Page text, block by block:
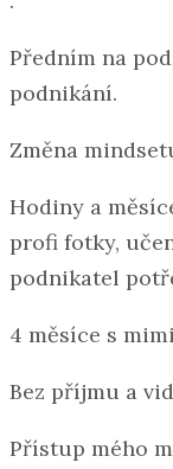
Předním na
podnikání.
Změna
Hodiny a
profi fotky,
podnikatel
4 měsíce s
Bez příjmu a
Přístup mého